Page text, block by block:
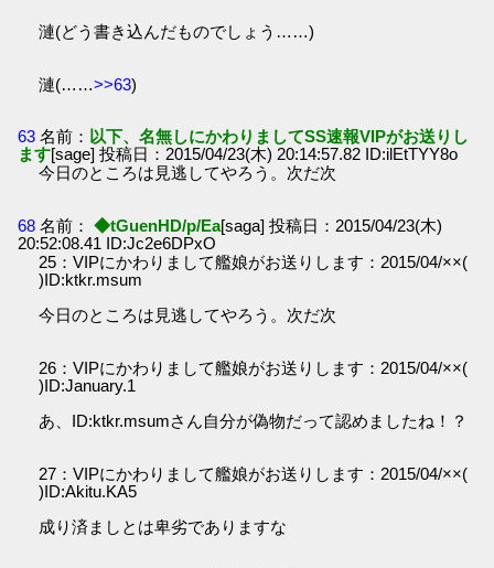
漣(どう書き込んだものでしょう……)
漣(……>>63)
63 名前： 以下、名無しにかわりましてSS速報VIPがお送りし
ます[sage] 投稿日：2015/04/23(木) 20:14:57.82 ID:ilEtTYY8o
今日のところは見逃してやろう。次だ次
68 名前： ◆tGuenHD/p/Ea[saga] 投稿日：2015/04/23(木)
20:52:08.41 ID:Jc2e6DPxO
25：VIPにかわりまして艦娘がお送りします：2015/04/××(
)ID:ktkr.msum
今日のところは見逃してやろう。次だ次
26：VIPにかわりまして艦娘がお送りします：2015/04/××(
)ID:January.1
あ、ID:ktkr.msumさん自分が偽物だって認めましたね！？
27：VIPにかわりまして艦娘がお送りします：2015/04/××(
)ID:Akitu.KA5
成り済ましとは卑劣でありますな